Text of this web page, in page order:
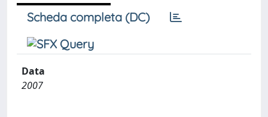
Scheda completa (DC)
Data
2007